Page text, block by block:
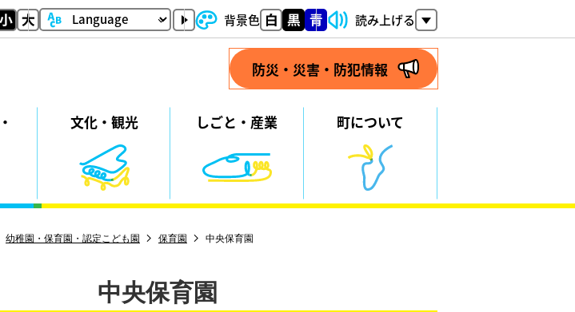
背景色 読み上げる
防災・災害・防犯情報
⽂化・ 観光 しごと・産業 町について
幼稚園・保育園・認定こども園 保育園 中央保育園
中央保育園